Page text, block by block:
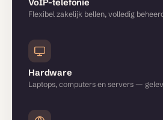
VoIP-telefonie
Flexibel zakelijk bellen, volledig
Hardware
Laptops, computers en servers —